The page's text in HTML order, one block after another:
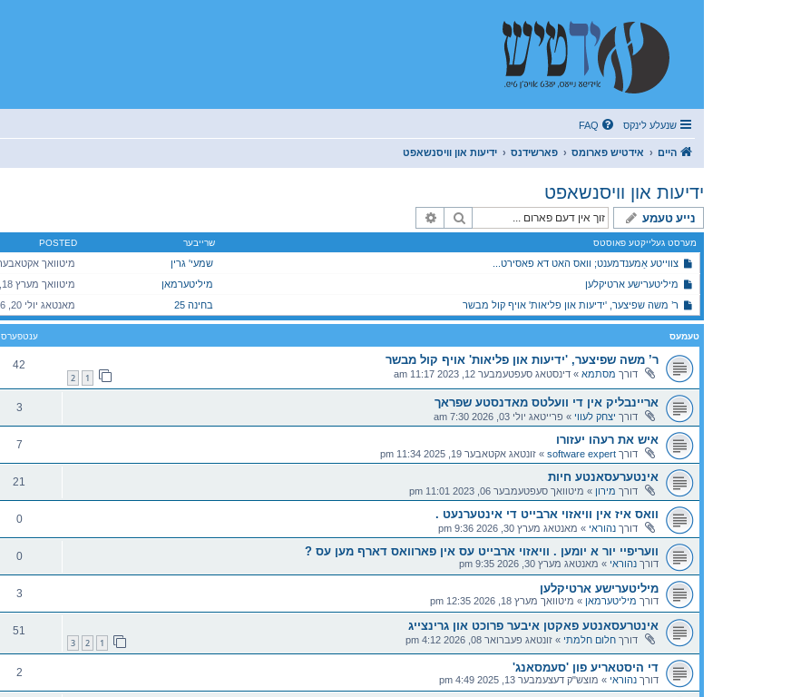
שנעלע לינקס FAQ
היים אידטיש פארומס פארשידנס ידיעות און וויסנשאפט
ידיעות און וויסנשאפט
נייע טעמע זוך
מערסט געלייקטע פאוסטס שרייבער POSTED
צווייטע אַמענדמענט; וואס האט דא פאסירט... שמעי' גרין
מיליטערישע ארטיקלען
מיליטערמאן
ר’ משה שפיצער, 'ידיעות און פליאות' אויף קול מבשר
בחינה 25
טעמעס ענטפערס
ר’ משה שפיצער, 'ידיעות און פליאות' אויף קול מבשר
דורך מסתמא » דינסטאג סעפטעמבער 12, 2023 11:17 am 1
2
42
אריינבליק אין די וועלטס מאדנסטע שפראך
דורך יצחק לעווי » פרייטאג יולי 03, 2026 7:30 am
3
איש את רעהו יעזורו
דורך software expert
» זונטאג אקטאבער 19, 2025 11:34 pm
7
אינטערעסאנטע חיות
דורך מירון » מיטוואך סעפטעמבער 06, 2023 11:01 pm
21
וואס איז אין וויאזוי ארבייט די אינטערנעט .
דורך נהוראי » מאנטאג מערץ 30, 2026 9:36 pm
0
וועריפיי יור א יומען . וויאזוי ארבייט עס אין פארוואס דארף מען עס ?
דורך נהוראי » מאנטאג מערץ 30, 2026 9:35 pm
0
מיליטערישע ארטיקלען
דורך מיליטערמאן » מיטוואך מערץ 18, 2026 12:35 pm
3
אינטרעסאנטע פאקטן איבער פרוכט און גרינצייג
דורך חלום חלמתי » זונטאג פעברואר 08, 2026 4:12 pm 1
2
3
51
די היסטאריע פון 'סעמסאנג'
דורך נהוראי » מוצש"ק דעצעמבער 13, 2025 4:49 pm
2